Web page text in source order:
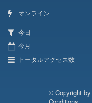
オンライン
今日
今月
トータルアクセス数
© Copyright by